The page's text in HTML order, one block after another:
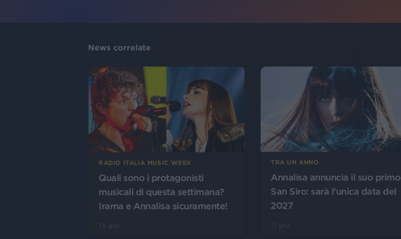
News correlate
RADIO ITALIA MUSIC WEEK
Quali sono i protagonisti
musicali di questa settimana?
Irama e Annalisa sicuramente!
TRA UN ANNO
Annalisa annuncia il suo primo
San Siro: sarà l’unica data del
2027